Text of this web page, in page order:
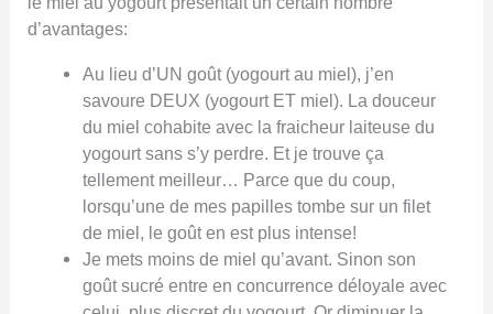
d’avantages:
Au lieu d’UN goût (yogourt au miel), j’en
savoure DEUX (yogourt ET miel). La douceur
du miel cohabite avec la fraicheur laiteuse du
yogourt sans s’y perdre. Et je trouve ça
tellement meilleur… Parce que du coup,
lorsqu’une de mes papilles tombe sur un filet
de miel, le goût en est plus intense!
Je mets moins de miel qu’avant. Sinon son
goût sucré entre en concurrence déloyale avec